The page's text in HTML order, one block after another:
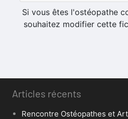
Si vous êtes l'ostéopathe
souhaitez modifier cette
Articles récents
Rencontre Ostéopathes et